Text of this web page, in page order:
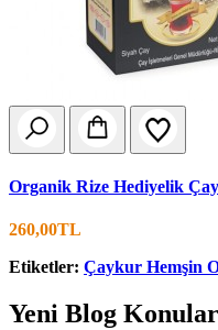
Organik Rize Hediyelik
260,00TL
Etiketler: Çaykur Hemşin
Yeni Blog